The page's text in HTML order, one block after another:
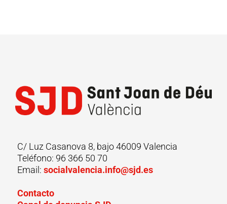
C/ Luz Casanova 8, bajo 46009 Valencia
Teléfono: 96 366 50 70
Email:socialvalencia.info@sjd.es
Contacto